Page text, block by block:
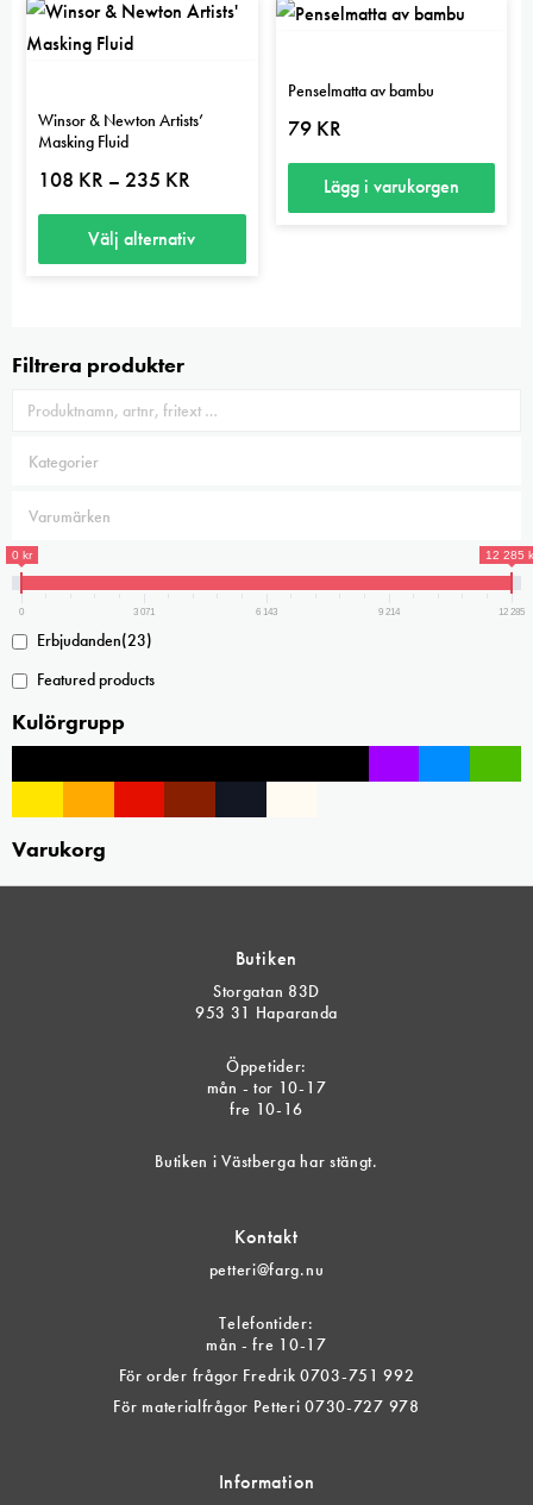
Winsor & Newton Artists’
Masking Fluid
108 KR – 235 KR
till
235 kr
Välj alternativ
har
flera
De
kan
på
Penselmatta av bambu
79 KR
Lägg i varukorgen
Filtrera produkter
0 kr 12 285
0 3 071 6 143 9 214 12 285
Erbjudanden(23)
Featured products
Kulörgrupp
Varukorg
Butiken
Storgatan 83D
953 31 Haparanda
Öppetider:
mån - tor 10-17
fre 10-16
Butiken i Västberga har stängt.
Kontakt
petteri@farg.nu
Telefontider:
mån - fre 10-17
För order frågor Fredrik 0703-751 992
För materialfrågor Petteri 0730-727 978
Information